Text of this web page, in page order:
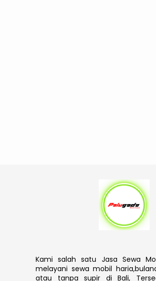
Kami salah satu Jasa Sewa
melayani sewa mobil
atau tanpa supir di Bali,